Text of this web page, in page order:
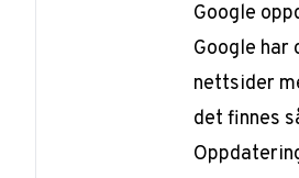
Google
Google har
nettsider
det finnes